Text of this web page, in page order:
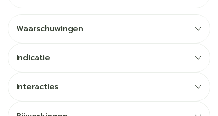
Waarschuwingen
Indicatie
Interacties